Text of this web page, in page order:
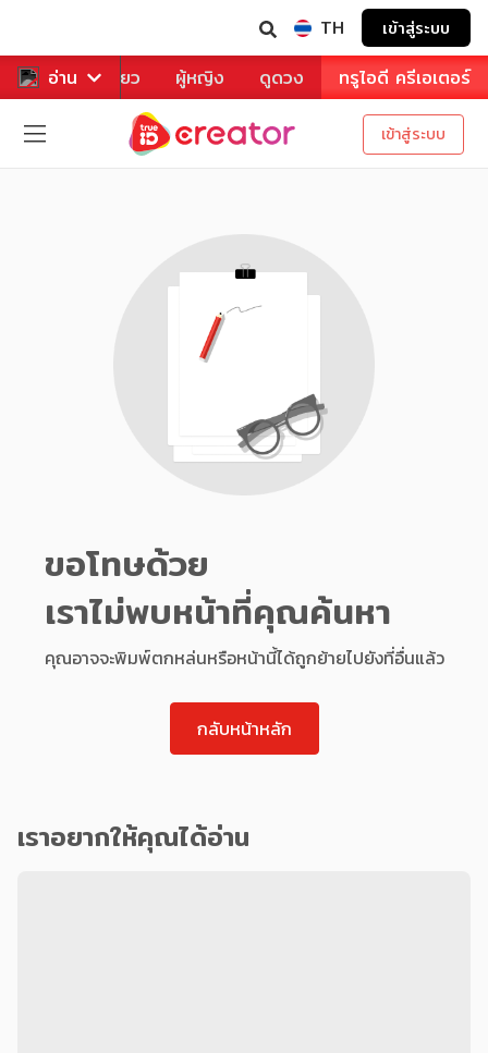
TH เข้าสู่ระบบ
อ่าน
หาร ท่องเที่ยว ผู้หญิง ดูดวง ทรูไอดี ครีเอเตอร์
เข้าสู่ระบบ
ขอโทษด้วย
เราไม่พบหน้าที่คุณค้นหา
คุณอาจจะพิมพ์ตกหล่นหรือหน้านี้ได้ถูกย้ายไปยังที่อื่นแล้ว
กลับหน้าหลัก
เราอยากให้คุณได้อ่าน